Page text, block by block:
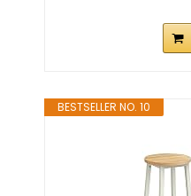
BESTSELLER NO. 10